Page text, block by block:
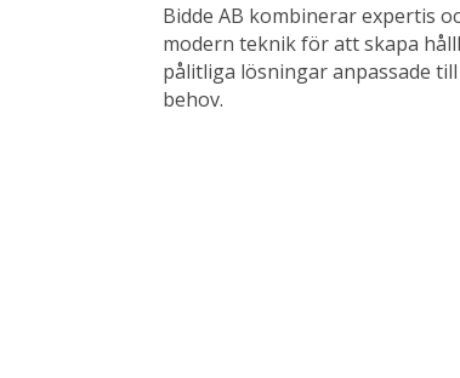
Bidde AB kombinerar expertis
modern teknik för att skapa
pålitliga lösningar anpassade
behov.